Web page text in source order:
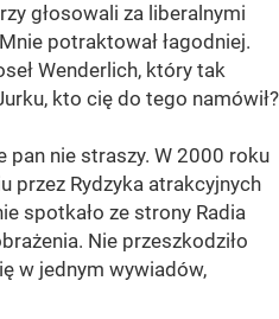
głosowali za liberalnymi
potraktował łagodniej.
Wenderlich, który tak
kto cię do tego namówił?
pan nie straszy. W 2000 roku
przez Rydzyka atrakcyjnych
spotkało ze strony Radia
Nie przeszkodziło
w jednym wywiadów,